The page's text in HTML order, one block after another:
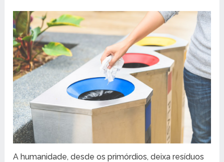
A humanidade, desde os primórdios, deixa resíduos